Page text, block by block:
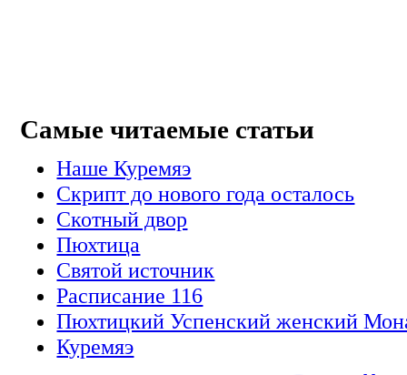
Самые читаемые статьи
Наше Куремяэ
Скрипт до нового года осталось
Cкотный двор
Пюхтица
Святой источник
Расписание 116
Пюхтицкий Успенский женский
Куремяэ